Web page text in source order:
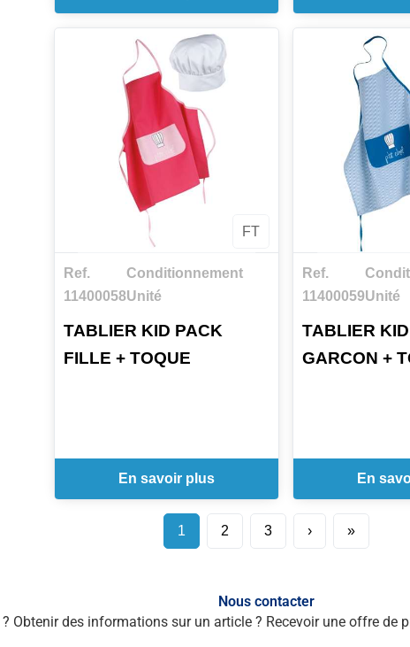
Largeur : 95cm
Longueur
FT
Ref.
11400058
Conditionnement
Unité
TABLIER KID PACK
FILLE + TOQUE
En savoir plus
Ref.
11400059Unité
TABLIER
GARCON +
En
1 2 3 › »
Nous contacter
Obtenir des informations sur un article ? Recevoir une offre de